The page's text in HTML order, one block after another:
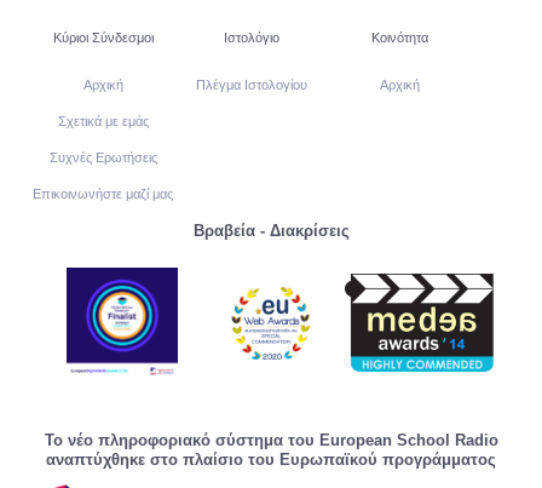
Το νέο πληροφοριακό σύστημα του European School Radio
αναπτύχθηκε στο πλαίσιο του Ευρωπαϊκού προγράμματος
Κύριοι Σύνδεσμοι
Αρχική
Σχετικά με εμάς
Συχνές Ερωτήσεις
Επικοινωνήστε μαζί μας
Ιστολόγιο
Πλέγμα Ιστολογίου
Κοινότητα
Αρχική
Βραβεία - Διακρίσεις